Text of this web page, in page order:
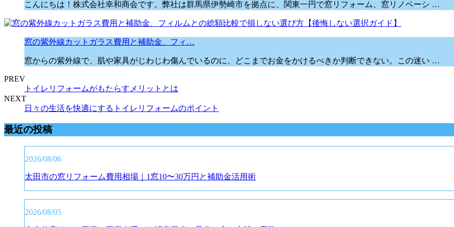
こんにちは！株式会社幸和商会です。弊社は群馬県伊勢崎市を拠点に、関東一円で窓リフォーム、窓リノベーシ …
窓の紫外線カットガラス費用と補助金、フィ…
窓からの紫外線で、肌や家具がじわじわ傷んでいるのに、どこまでお金をかけるべきか判断できない。この迷い …
PREV
トイレリフォームがもたらすメリットとは
NEXT
日々の生活を快適にするトイレリフォームのポイント
最近の投稿
2026/08/06
太田市の窓リフォーム費用相場｜1窓10〜30万円と補助金活用術
2026/08/05